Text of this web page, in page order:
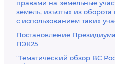
правами на земельные
земель, изъятых из
с использованием таких
Постановление
ПЭК25
"Тематический обзор ВС